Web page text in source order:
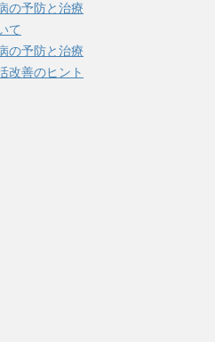
の予防と治療
て
の予防と治療
改善のヒント